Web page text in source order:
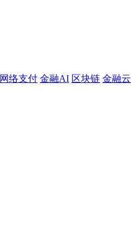
网络支付 金融AI 区块链 金融云